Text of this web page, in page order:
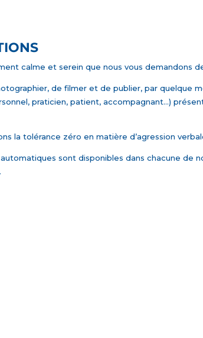
calme et serein que nous vous demandons
de filmer et de publier, par quelque
praticien, patient, accompagnant…)
la tolérance zéro en matière d’agression
sont disponibles dans chacune de